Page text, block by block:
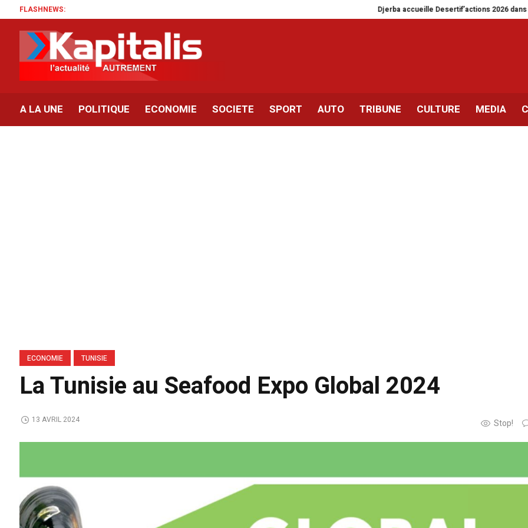
FLASHNEWS: Djerba accueille Desertif’actions 2026 dans un
A LA UNE POLITIQUE ECONOMIE SOCIETE SPORT AUTO TRIBUNE CULTURE MEDIA
ECONOMIE TUNISIE
La Tunisie au Seafood Expo Global 2024
Stop!
13 AVRIL 2024